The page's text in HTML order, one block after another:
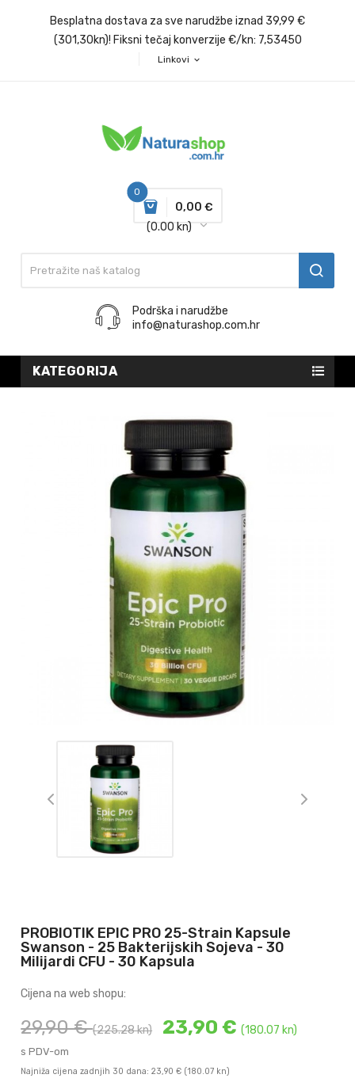
Besplatna dostava za sve narudžbe iznad 39,99 €
(301,30kn)! Fiksni tečaj konverzije €/kn: 7,53450
Linkovi expand_more
0
0,00 €
(0.00 kn)
Podrška i narudžbe
info@naturashop.com.hr
KATEGORIJA
PROBIOTIK EPIC PRO 25-Strain Kapsule
Swanson - 25 Bakterijskih Sojeva - 30
Milijardi CFU - 30 Kapsula
Cijena na web shopu:
29,90 €(225.28 kn) 23,90 €(180.07 kn)
s PDV-om
Najniža cijena zadnjih 30 dana: 23,90 € (180.07 kn)